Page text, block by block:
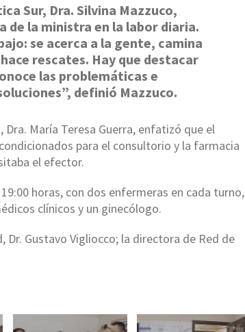
Sur, Dra. Silvina Mazzuco,
de la ministra en la labor diaria.
se acerca a la gente, camina
rescates. Hay que destacar
las problemáticas e
definió Mazzuco.
María Teresa Guerra, enfatizó que el
para el consultorio y la farmacia
el efector.
horas, con dos enfermeras en cada turno,
clínicos y un ginecólogo.
Dr. Gustavo Vigliocco; la directora de Red de